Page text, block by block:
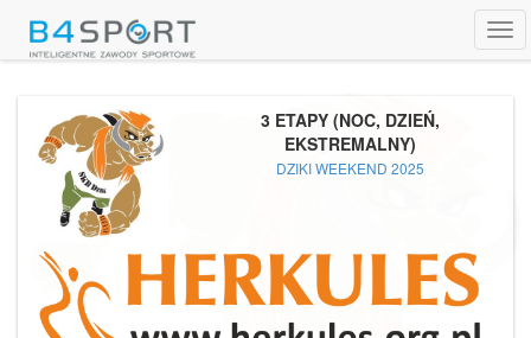
3 ETAPY (NOC, DZIEŃ,
EKSTREMALNY)
DZIKI WEEKEND 2025